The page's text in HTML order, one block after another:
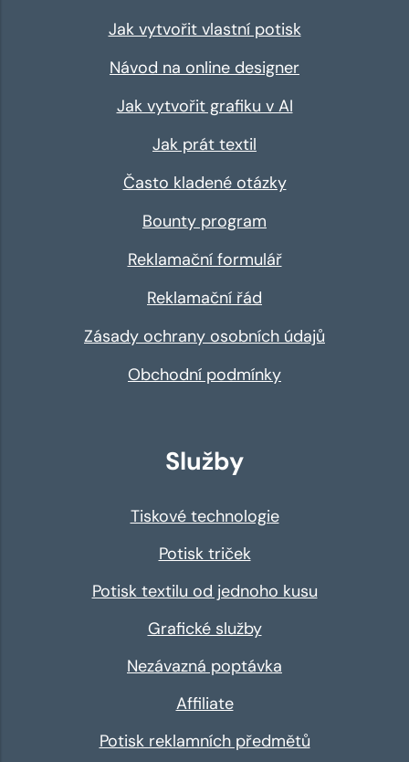
Jak vytvořit vlastní potisk
Návod na online designer
Jak vytvořit grafiku v AI
Jak prát textil
Často kladené otázky
Bounty program
Reklamační formulář
Reklamační řád
Zásady ochrany osobních údajů
Obchodní podmínky
Služby
Tiskové technologie
Potisk triček
Potisk textilu od jednoho kusu
Grafické služby
Nezávazná poptávka
Affiliate
Potisk reklamních předmětů